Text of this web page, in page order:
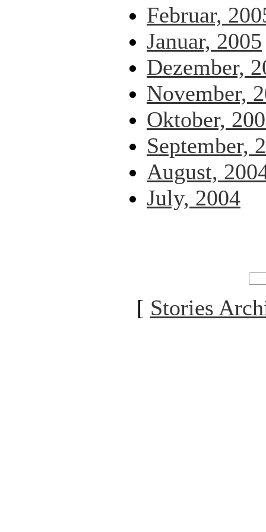
Februar,
Januar, 2005
Dezember,
November,
Oktober,
September,
August,
July, 2004
[ Stories